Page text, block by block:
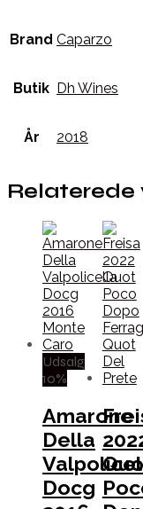
Brand Caparzo
Butik Dh Wines
År 2018
Relaterede
Udsalg
10%
Amarone
Della
Docg